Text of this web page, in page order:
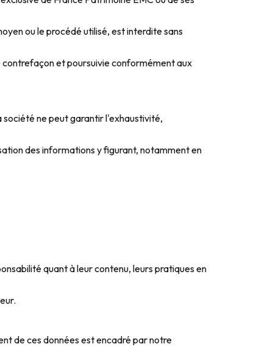
ou le procédé utilisé, est interdite sans
contrefaçon et poursuivie conformément aux
société ne peut garantir l'exhaustivité,
des informations y figurant, notamment en
quant à leur contenu, leurs pratiques en
de ces données est encadré par notre